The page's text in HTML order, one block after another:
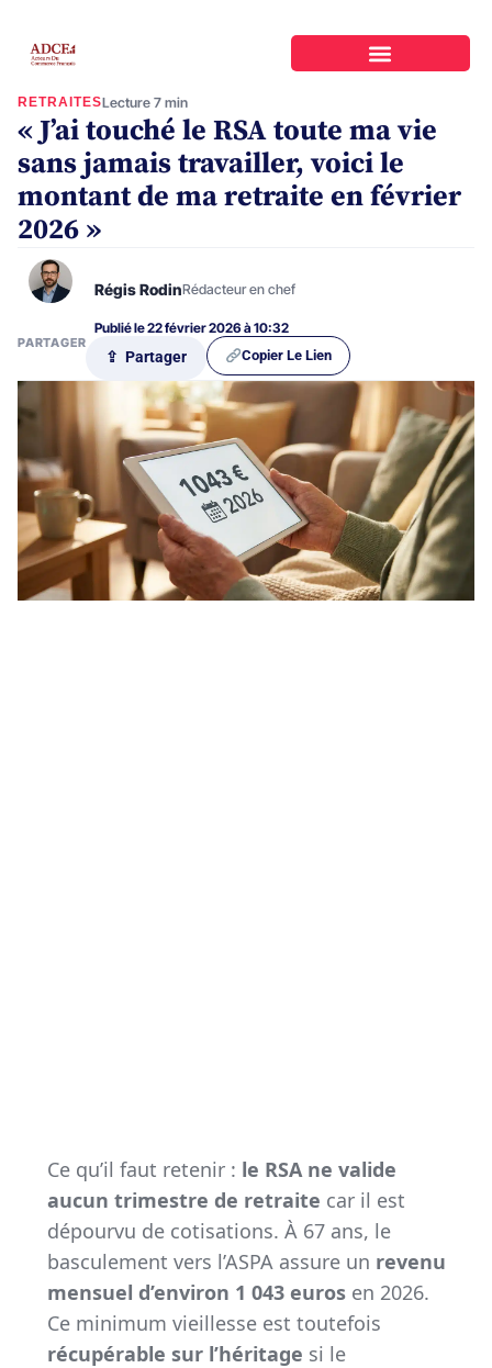
RETRAITESLecture 7 min
« J’ai touché le RSA toute ma vie
sans jamais travailler, voici le
montant de ma retraite en février
2026 »
Régis RodinRédacteur en chef
Publié le 22 février 2026 à 10:32
PARTAGER
⇪ Partager Copier Le Lien
Ce qu’il faut retenir : le RSA ne valide
aucun trimestre de retraite car il est
dépourvu de cotisations. À 67 ans, le
basculement vers l’ASPA assure un revenu
mensuel d’environ 1 043 eurosen 2026.
Ce minimum vieillesse est toutefois
récupérable sur l’héritage si le